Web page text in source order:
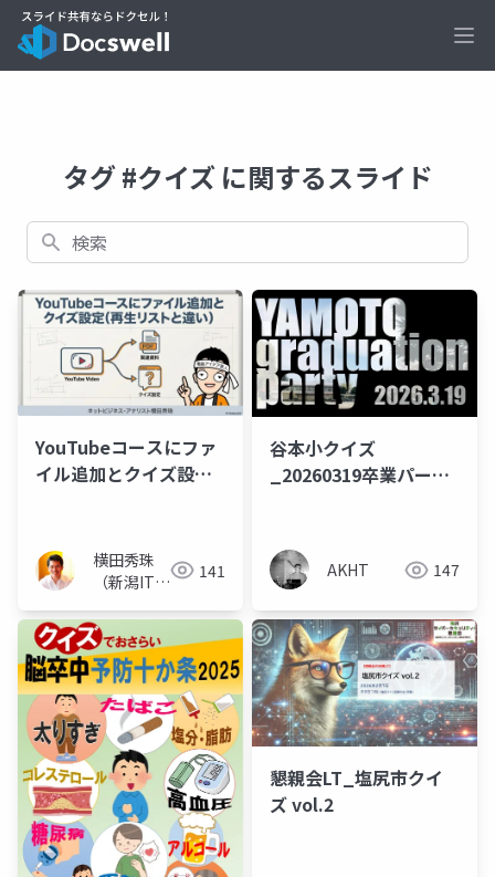
タグ #クイズ に関するスライド
検索
YouTubeコースにファ
イル追加とクイズ設定
横田秀珠
（新潟ITコ
ト）
141
谷本小クイズ
_20260319卒業パーテ
AKHT 147
懇親会LT_塩尻市クイ
ズ vol.2